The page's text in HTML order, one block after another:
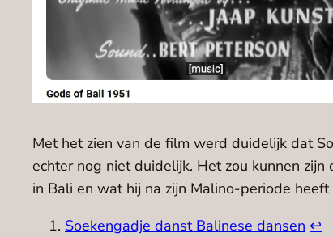
Met het zien van de film werd duidelijk dat
echter nog niet duidelijk. Het zou kunnen
in Bali en wat hij na zijn Malino-periode
Soekengadje danst Balinese dansen ↩︎